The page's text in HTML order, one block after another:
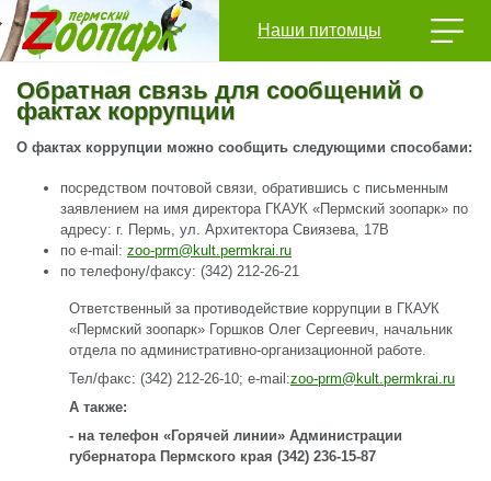
Наши питомцы
Обратная связь для сообщений о
фактах коррупции
О фактах коррупции можно сообщить следующими способами:
посредством почтовой связи, обратившись с письменным
заявлением на имя директора ГКАУК «Пермский зоопарк» по
адресу: г. Пермь, ул. Архитектора Свиязева, 17В
по e-mail: zoo-prm@kult.permkrai.ru
по телефону/факсу: (342) 212-26-21
Ответственный за противодействие коррупции в ГКАУК
«Пермский зоопарк» Горшков Олег Сергеевич, начальник
отдела по административно-организационной работе.
Тел/факс: (342) 212-26-10; e-mail:zoo-prm@kult.permkrai.ru
А также:
- на телефон «Горячей линии» Администрации
губернатора Пермского края (342) 236-15-87